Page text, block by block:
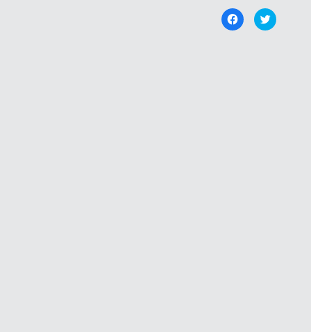
Click
to
share
Click
to